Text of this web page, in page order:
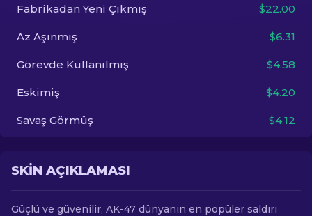
Diğer
Fabrikadan Yeni Çıkmış $22.00
Az Aşınmış $6.31
Görevde Kullanılmış $4.58
Eskimiş $4.20
Savaş Görmüş $4.12
SKIN AÇIKLAMASI
Güçlü ve güvenilir, AK-47 dünyanın en popüler saldırı